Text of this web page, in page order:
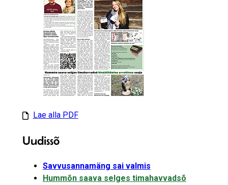
Lae alla PDF
Uudissõ
Savvusannamäng sai valmis
Hummõn saava selges timahavvadsõ